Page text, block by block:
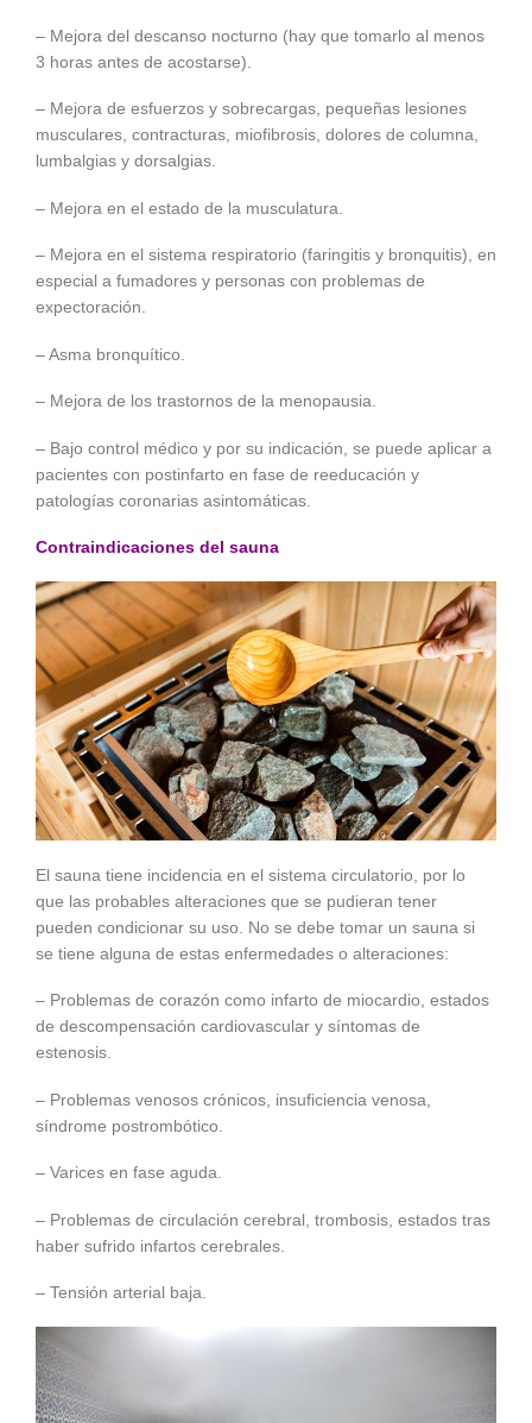
– Mejora del descanso nocturno (hay que tomarlo al menos
3 horas antes de acostarse).
– Mejora de esfuerzos y sobrecargas, pequeñas lesiones
musculares, contracturas, miofibrosis, dolores de columna,
lumbalgias y dorsalgias.
– Mejora en el estado de la musculatura.
– Mejora en el sistema respiratorio (faringitis y bronquitis), en
especial a fumadores y personas con problemas de
expectoración.
– Asma bronquítico.
– Mejora de los trastornos de la menopausia.
– Bajo control médico y por su indicación, se puede aplicar a
pacientes con postinfarto en fase de reeducación y
patologías coronarias asintomáticas.
Contraindicaciones del sauna
El sauna tiene incidencia en el sistema circulatorio, por lo
que las probables alteraciones que se pudieran tener
pueden condicionar su uso. No se debe tomar un sauna si
se tiene alguna de estas enfermedades o alteraciones:
– Problemas de corazón como infarto de miocardio, estados
de descompensación cardiovascular y síntomas de
estenosis.
– Problemas venosos crónicos, insuficiencia venosa,
síndrome postrombótico.
– Varices en fase aguda.
– Problemas de circulación cerebral, trombosis, estados tras
haber sufrido infartos cerebrales.
– Tensión arterial baja.